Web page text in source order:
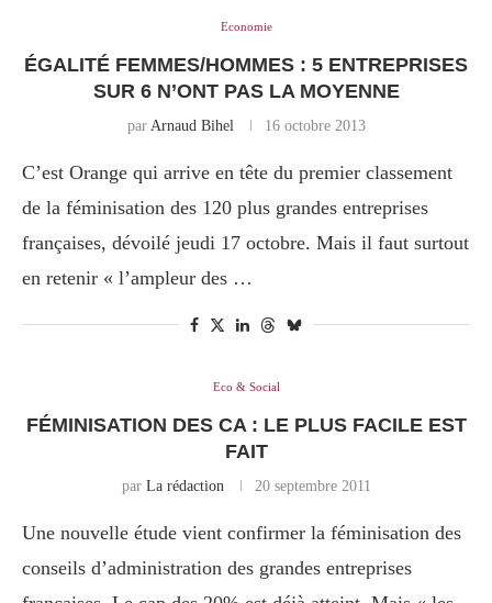
Economie
ÉGALITÉ FEMMES/HOMMES : 5 ENTREPRISES
SUR 6 N’ONT PAS LA MOYENNE
par Arnaud Bihel 16 octobre 2013
C’est Orange qui arrive en tête du premier classement
de la féminisation des 120 plus grandes entreprises
françaises, dévoilé jeudi 17 octobre. Mais il faut surtout
en retenir « l’ampleur des …
Eco & Social
FÉMINISATION DES CA : LE PLUS FACILE EST
FAIT
par La rédaction 20 septembre 2011
Une nouvelle étude vient confirmer la féminisation des
conseils d’administration des grandes entreprises